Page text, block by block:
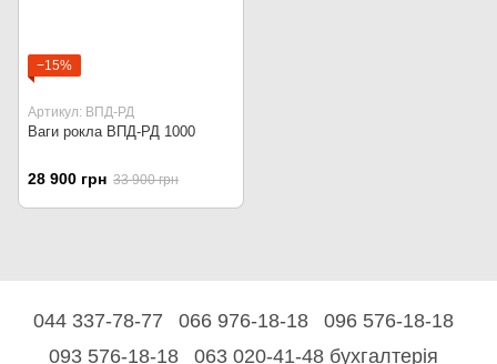
−15%
Артикул: ВПД-РД
Ваги рокла ВПД-РД 1000
28 900 грн 33 900 грн
044 337-78-77 066 976-18-18
096 576-18-18
093 576-18-18
063 020-41-48 бухгалтерія